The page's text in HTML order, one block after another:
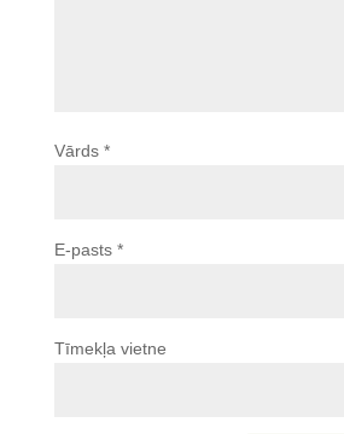
Vārds *
E-pasts *
Tīmekļa vietne